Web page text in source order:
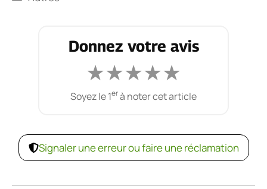
Donnez votre avis
★★★★★
Soyez le 1erà noter cet article
Signaler une erreur ou faire une réclamation